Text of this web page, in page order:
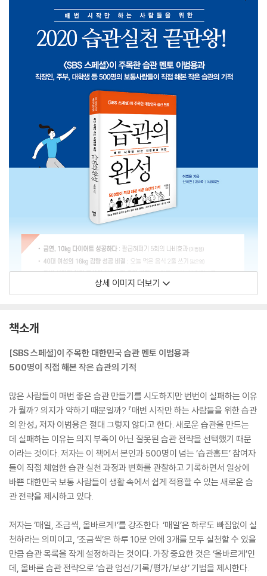
상세 이미지 더보기
책소개
[SBS 스페셜]이 주목한 대한민국 습관 멘토 이범용과
500명이 직접 해본 작은 습관의 기적
많은 사람들이 매번 좋은 습관 만들기를 시도하지만 번번이 실패하는 이유
가 뭘까? 의지가 약하기 때문일까? 『매번 시작만 하는 사람들을 위한 습관
의 완성』 저자 이범용은 절대 그렇지 않다고 한다. 새로운 습관을 만드는
데 실패하는 이유는 의지 부족이 아닌 잘못된 습관 전략을 선택했기 때문
이라는 것이다. 저자는 이 책에서 본인과 500명이 넘는 ’습관홈트’ 참여자
들이 직접 체험한 습관 실천 과정과 변화를 관찰하고 기록하면서 일상에
바쁜 대한민국 보통 사람들이 생활 속에서 쉽게 적용할 수 있는 새로운 습
관 전략을 제시하고 있다.
저자는 ’매일, 조금씩, 올바르게!’를 강조한다. ‘매일’은 하루도 빠짐없이 실
천하라는 의미이고, ‘조금씩’은 하루 10분 안에 3개를 모두 실천할 수 있을
만큼 습관 목록을 작게 설정하라는 것이다. 가장 중요한 것은 ‘올바르게’인
데, 올바른 습관 전략으로 ‘습관 엄선/기록/평가/보상’ 기법을 제시한다.